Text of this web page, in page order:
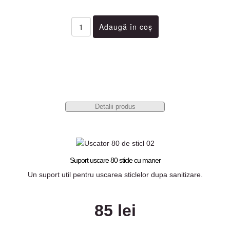
Detalii produs
Suport uscare 80 sticle cu maner
Un suport util pentru uscarea sticlelor dupa sanitizare.
85 lei